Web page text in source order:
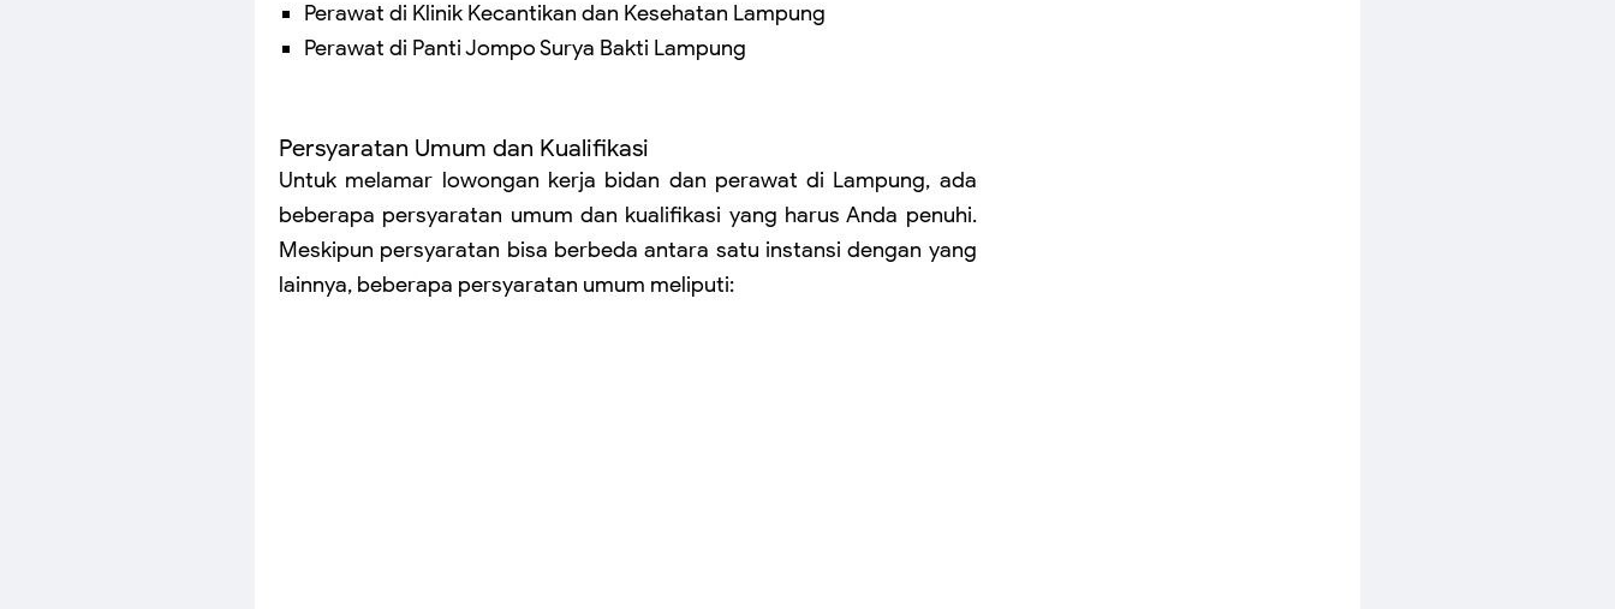
Perawat di Klinik Kecantikan dan Kesehatan Lampung
Perawat di Panti Jompo Surya Bakti Lampung
Persyaratan Umum dan Kualifikasi
Untuk melamar lowongan kerja bidan dan perawat di Lampung, ada
beberapa persyaratan umum dan kualifikasi yang harus Anda penuhi.
Meskipun persyaratan bisa berbeda antara satu instansi dengan yang
lainnya, beberapa persyaratan umum meliputi: